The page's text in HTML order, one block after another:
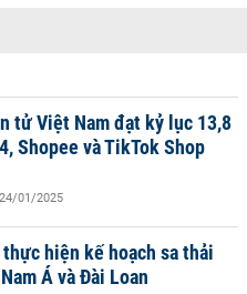
tử Việt Nam đạt kỷ lục 13,8
Shopee và TikTok Shop
01/2025
hiện kế hoạch sa thải
Á và Đài Loan